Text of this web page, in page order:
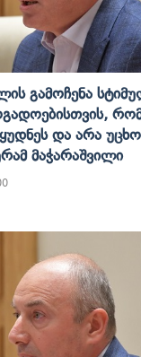
Გამოჩენა
Რომ
Და Არა
Მაჭარაშვილი